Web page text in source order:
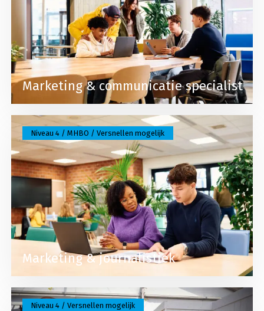
Marketing & communicatie specialist
Marketing & journalistiek
Niveau 4 / MHBO / Versnellen mogelijk
Lees meer over Marketing & journalistiek
Niveau 4 / Versnellen mogelijk
Lees meer over Medewerker evenementen